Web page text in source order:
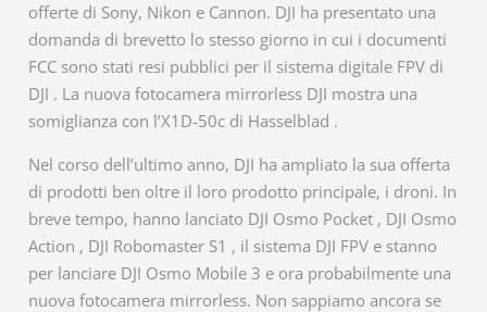
offerte di Sony, Nikon e Cannon. DJI ha presentato una
domanda di brevetto lo stesso giorno in cui i documenti
FCC sono stati resi pubblici per il sistema digitale FPV di
DJI . La nuova fotocamera mirrorless DJI mostra una
somiglianza con l’X1D-50c di Hasselblad .
Nel corso dell’ultimo anno, DJI ha ampliato la sua offerta
di prodotti ben oltre il loro prodotto principale, i droni. In
breve tempo, hanno lanciato DJI Osmo Pocket , DJI Osmo
Action , DJI Robomaster S1 , il sistema DJI FPV e stanno
per lanciare DJI Osmo Mobile 3 e ora probabilmente una
nuova fotocamera mirrorless. Non sappiamo ancora se